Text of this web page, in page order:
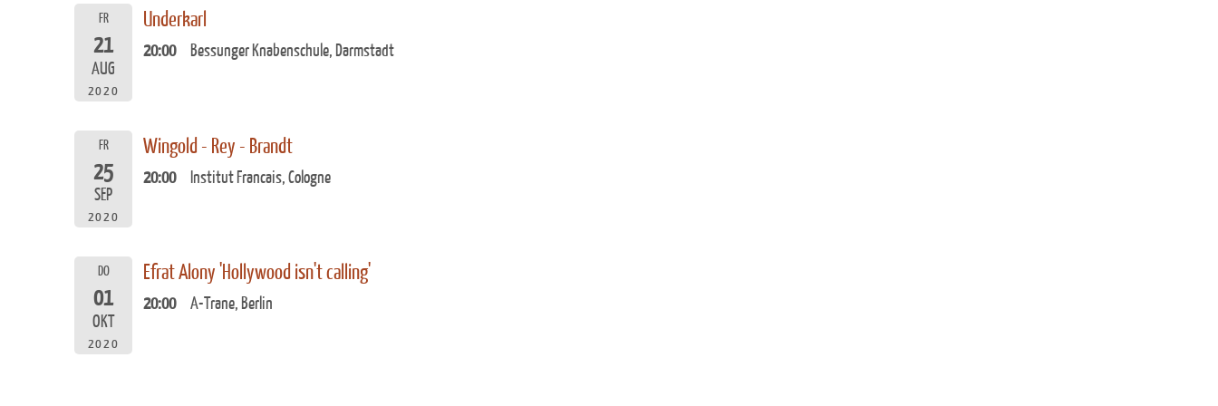
FR
21
AUG
2020
Underkarl
20:00 Bessunger Knabenschule, Darmstadt
FR
25
SEP
2020
Wingold - Rey - Brandt
20:00 Institut Francais, Cologne
DO
01
OKT
2020
Efrat Alony 'Hollywood isn't calling'
20:00 A-Trane, Berlin